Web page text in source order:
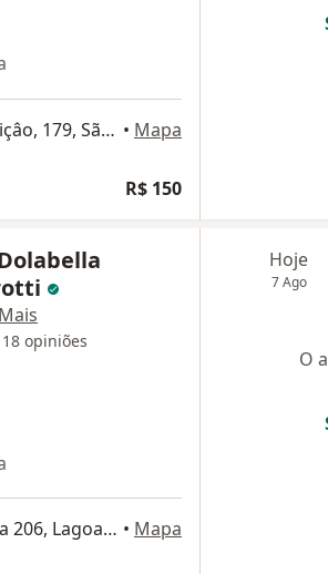
R Alcides Martins da Conceiçâo, 179, São José Da Lapa • Mapa
R$ 150
Mais
18 opiniões
Rua Conde Dolabela, 71 sala 206, Lagoa Santa • Mapa
Hoje
7 Ago
O